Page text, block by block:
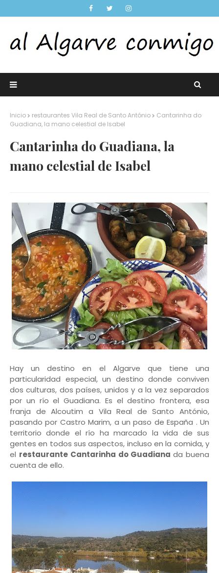
Inicio restaurantes Vila Real de Santo António
Cantarinha do
Guadiana, la mano celestial de Isabel
Cantarinha do Guadiana, la
mano celestial de Isabel
Hay un destino en el Algarve que tiene una
particularidad especial, un destino donde conviven
dos culturas, dos países, unidos y a la vez separados
por un río el Guadiana. Es el destino frontera, esa
franja de Alcoutim a Vila Real de Santo António,
pasando por Castro Marim, a un paso de España . Un
territorio donde el río ha marcado la vida de sus
gentes en todos sus aspectos, incluso en la comida, y
el restaurante Cantarinha do Guadianada buena
cuenta de ello.